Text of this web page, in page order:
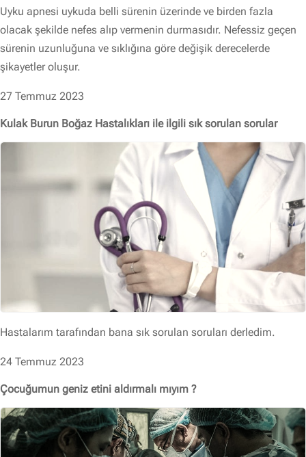
Uyku apnesi uykuda belli sürenin üzerinde ve birden fazla
olacak şekilde nefes alıp vermenin durmasıdır. Nefessiz geçen
sürenin uzunluğuna ve sıklığına göre değişik derecelerde
şikayetler oluşur.
27 Temmuz 2023
Kulak Burun Boğaz Hastalıkları ile ilgili sık sorulan sorular
Hastalarım tarafından bana sık sorulan soruları derledim.
24 Temmuz 2023
Çocuğumun geniz etini aldırmalı mıyım ?